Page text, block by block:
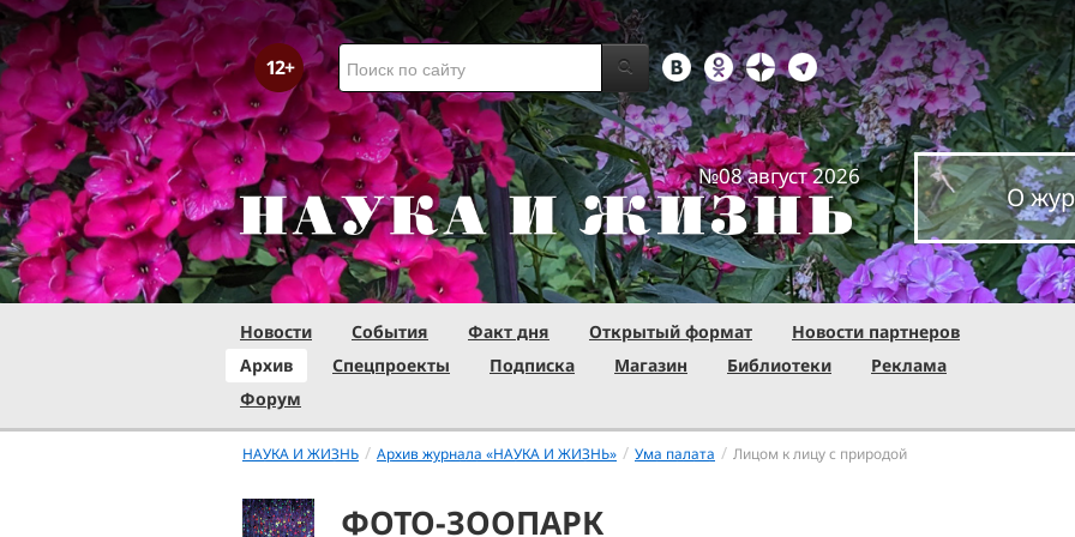
№08 август 2026
О
Новости События Факт дня Открытый формат
Новости партнеров
Архив
Спецпроекты Подписка Магазин Библиотеки
Реклама
Форум
НАУКА И ЖИЗНЬ / Архив журнала «НАУКА И ЖИЗНЬ» / Ума палата / Лицом к лицу с природой
ФОТО-ЗООПАРК